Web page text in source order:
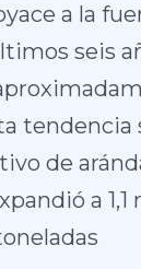
a la
seis
de
a 1,1